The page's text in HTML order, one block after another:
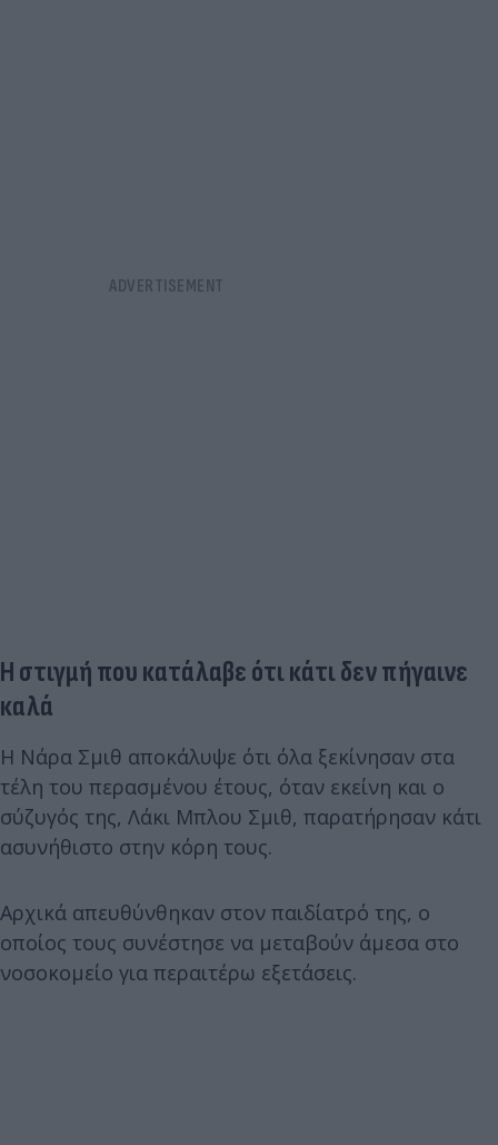
Η στιγμή που κατάλαβε ότι κάτι δεν πήγαινε
καλά
Η Νάρα Σμιθ αποκάλυψε ότι όλα ξεκίνησαν στα
τέλη του περασμένου έτους, όταν εκείνη και ο
σύζυγός της, Λάκι Μπλου Σμιθ, παρατήρησαν κάτι
ασυνήθιστο στην κόρη τους.
Αρχικά απευθύνθηκαν στον παιδίατρό της, ο
οποίος τους συνέστησε να μεταβούν άμεσα στο
νοσοκομείο για περαιτέρω εξετάσεις.